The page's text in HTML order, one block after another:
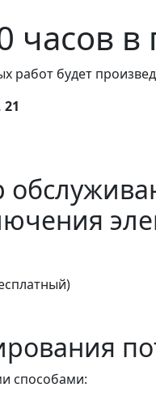
часов в
работ будет
способами: